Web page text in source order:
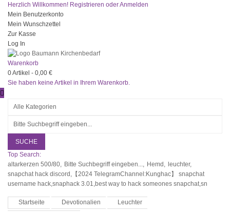
Herzlich Willkommen! Registrieren oderAnmelden
Mein Benutzerkonto
Mein Wunschzettel
Zur Kasse
Log In
Warenkorb
0Artikel - 0,00 €
Sie haben keine Artikel in Ihrem Warenkorb.
SUCHE
Top Search:
altarkerzen 500/80, Bitte Suchbegriff eingeben..., Hemd, leuchter,
snapchat hack discord,【2024 TelegramChannel:Kunghac】 snapchat
username hack,snaphack 3.01,best way to hack someones snapchat,sn
Startseite Devotionalien
Leuchter